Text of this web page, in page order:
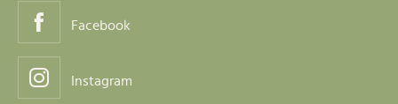
Facebook
Instagram